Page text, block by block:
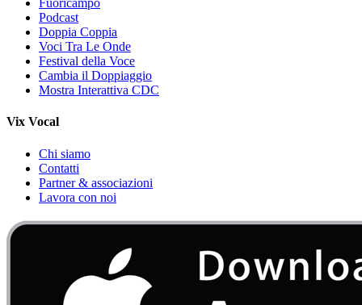
Fuoricampo
Podcast
Doppia Coppia
Voci Tra Le Onde
Festival della Voce
Cambia il Doppiaggio
Mostra Interattiva CDC
Vix Vocal
Chi siamo
Contatti
Partner & associazioni
Lavora con noi